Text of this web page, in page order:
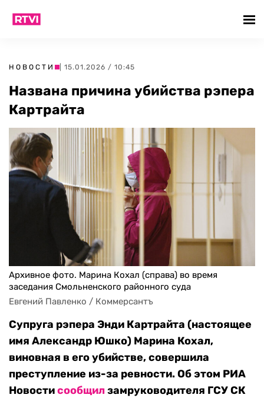
НОВОСТИ | 15.01.2026 / 10:45
Названа причина убийства рэпера
Картрайта
Архивное фото. Марина Кохал (справа) во время
заседания Смольненского районного суда
Евгений Павленко / Коммерсантъ
Супруга рэпера Энди Картрайта (настоящее
имя Александр Юшко) Марина Кохал,
виновная в его убийстве, совершила
преступление из-за ревности. Об этом РИА
Новостисообщилзамруководителя ГСУ СК